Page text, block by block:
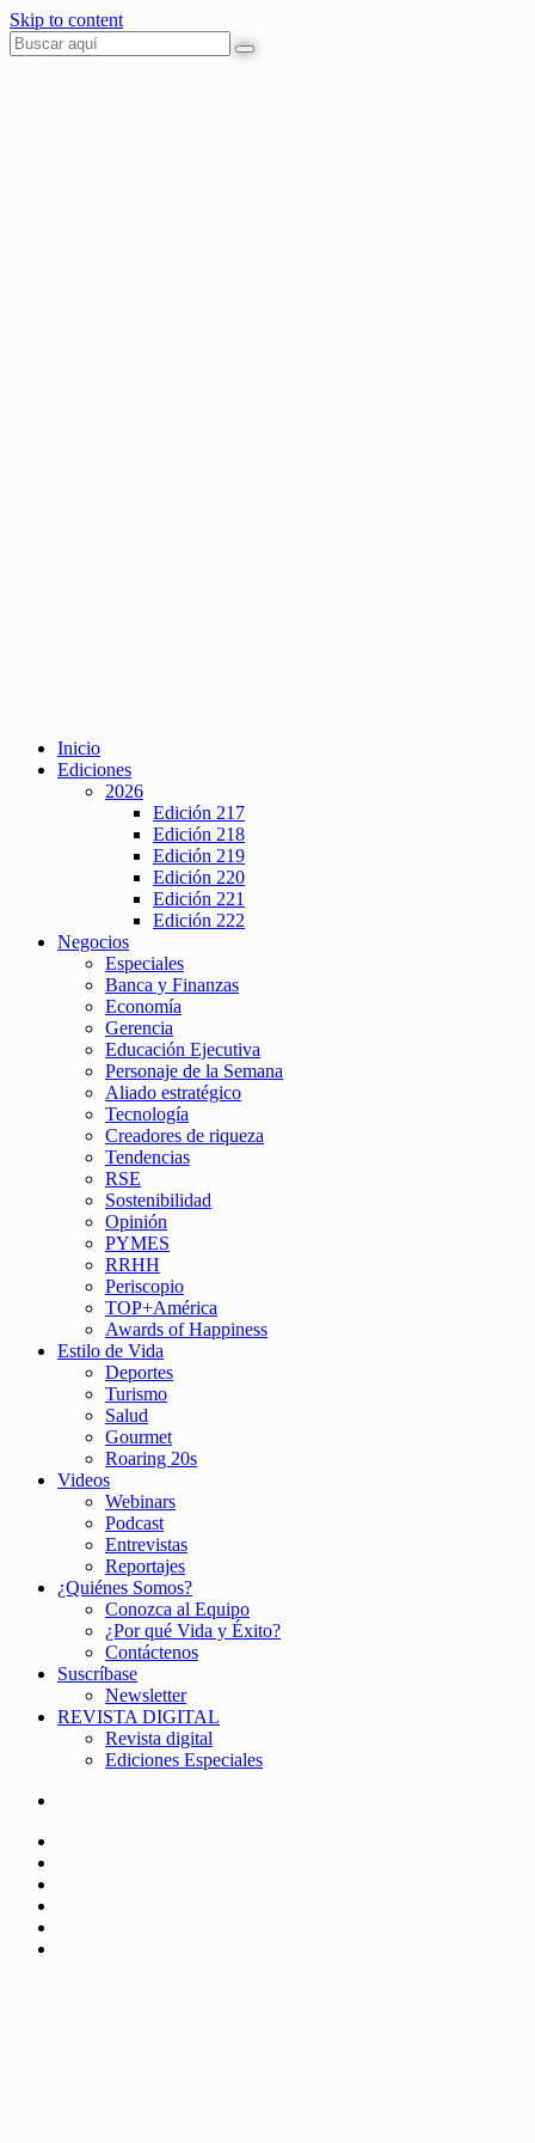
Skip to content
Inicio
Ediciones
2026
Edición 217
Edición 218
Edición 219
Edición 220
Edición 221
Edición 222
Negocios
Especiales
Banca y Finanzas
Economía
Gerencia
Educación Ejecutiva
Personaje de la Semana
Aliado estratégico
Tecnología
Creadores de riqueza
Tendencias
RSE
Sostenibilidad
Opinión
PYMES
RRHH
Periscopio
TOP+América
Awards of Happiness
Estilo de Vida
Deportes
Turismo
Salud
Gourmet
Roaring 20s
Videos
Webinars
Podcast
Entrevistas
Reportajes
¿Quiénes Somos?
Conozca al Equipo
¿Por qué Vida y Éxito?
Contáctenos
Suscríbase
Newsletter
REVISTA DIGITAL
Revista digital
Ediciones Especiales